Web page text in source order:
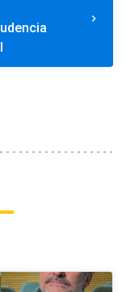
keyboard_arrow_right